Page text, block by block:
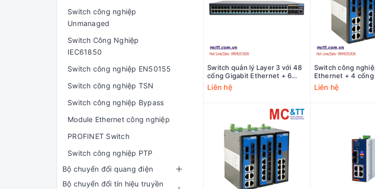
Switch công nghiệp
Unmanaged
Switch Công Nghiệp
IEC61850
Switch công nghiệp EN50155
Switch công nghiệp TSN
Switch công nghiệp Bypass
Module Ethernet công nghiệp
PROFINET Switch
Switch công nghiệp PTP
Bộ chuyển đổi quang điện
Bộ chuyển đổi tín hiệu truyền
Switch quản lý Layer 3 với 48
cổng Gigabit Ethernet + 6
cổng 10G SFP+ 3Onedata
ICS5000-C48GT6XS
Liên hệ
Switch công
Ethernet + 4
cổng Gigabit SFP
IES2010-
Liên hệ